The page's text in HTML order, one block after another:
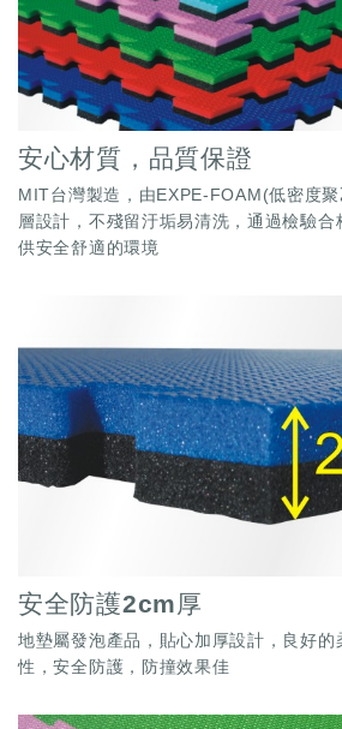
安心材質，品質保證
MIT台灣製造，由EXPE-FOAM(低密度
層設計，不殘留汙垢易清洗，通過檢驗
供安全舒適的環境
安全防護2cm厚
地墊屬發泡產品，貼心加厚設計，良好的
性，安全防護，防撞效果佳